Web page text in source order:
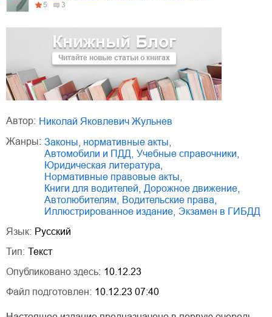
Книжный Блог
Читайте новые статьи о книгах
5 3
Автор:
Николай Яковлевич Жульнев
Жанры:
законы, нормативные акты
автомобили и ПДД
учебные справочники
юридическая литература
нормативные правовые акты
книги для водителей
дорожное движение
автолюбителям
водительские права
иллюстрированное издание
экзамен в ГИБДД
Язык: Русский
Тип: Текст
Опубликовано здесь: 10.12.23
Файл подготовлен: 10.12.23 07:40